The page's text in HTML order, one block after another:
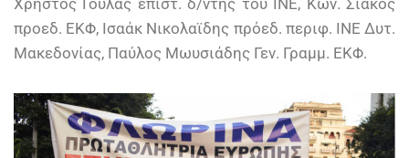
προεδ. ΕΚΦ, Ισαάκ Νικολαϊδης πρόεδ. περιφ. ΙΝΕ Δυτ.
Μακεδονίας, Παύλος Μωυσιάδης Γεν. Γραμμ. ΕΚΦ.